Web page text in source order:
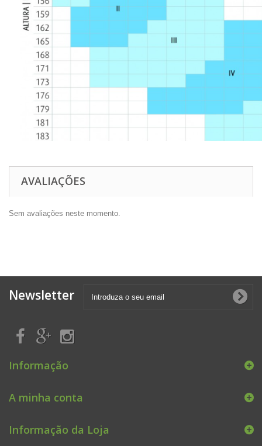
AVALIAÇÕES
Sem avaliações neste momento.
Newsletter
Informação
A minha conta
Informação da Loja